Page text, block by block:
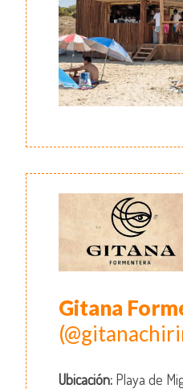
Gitana
Ubicación: Playa de